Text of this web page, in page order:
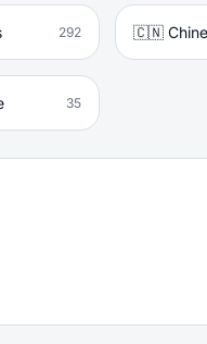
292 🇨🇳 Chine
35